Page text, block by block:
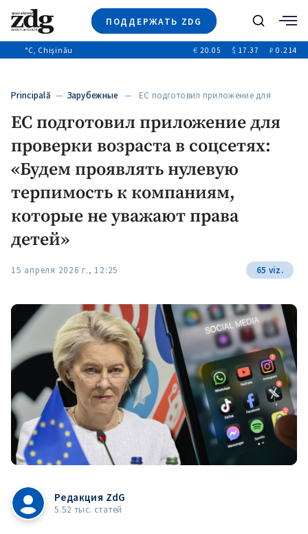
ПОДДЕРЖАТЬ ZDG
Новости
Расследования
Общество
+312
Поиск
°C, Chișinău € 20.05 $ 17.37 ₽ 0.214
Principală — Зарубежные — ЕС подготовил приложение для
ЕС подготовил приложение для
проверки возраста в соцсетях:
«Будем проявлять нулевую
терпимость к компаниям,
которые не уважают права
детей»
15 апреля 2026 г., 12:25 65 viz.
Редакция ZdG
5.52 тыс. статей